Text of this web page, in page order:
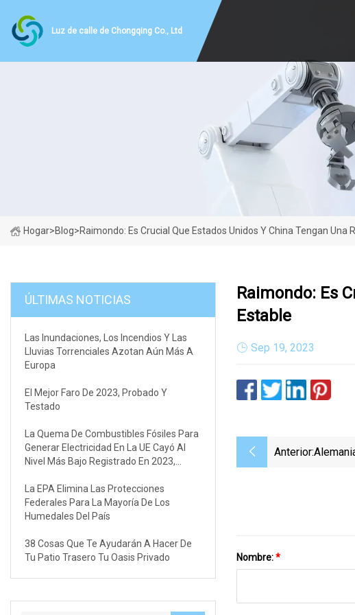
Luz de calle de Chongqing Co., Ltd
Hogar>Blog>Raimondo: Es Crucial Que Estados Unidos Y China Tengan Una
ÚLTIMAS NOTICIAS
Las Inundaciones, Los Incendios Y Las
Lluvias Torrenciales Azotan Aún Más A
Europa
El Mejor Faro De 2023, Probado Y
Testado
La Quema De Combustibles Fósiles Para
Generar Electricidad En La UE Cayó Al
Nivel Más Bajo Registrado En 2023,
La EPA Elimina Las Protecciones
Federales Para La Mayoría De Los
Humedales Del País
38 Cosas Que Te Ayudarán A Hacer De
Tu Patio Trasero Tu Oasis Privado
Raimondo: Es
Estable
Sep 19, 2023
Anterior:
Nombre:*